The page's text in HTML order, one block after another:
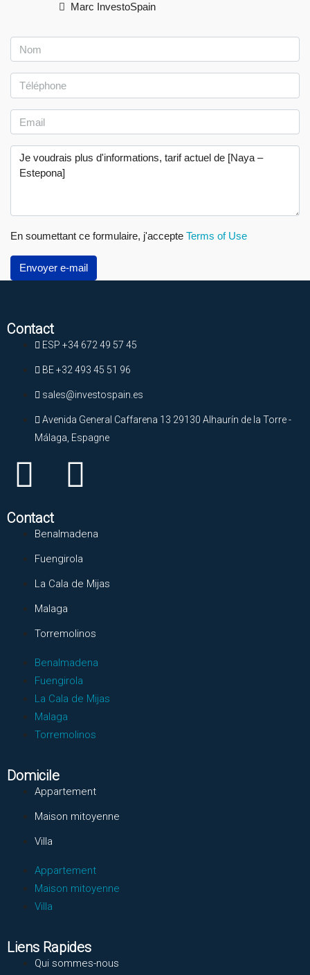
Marc InvestoSpain
En soumettant ce formulaire, j'accepte Terms of Use
Envoyer e-mail
Contact
ESP +34 672 49 57 45
BE +32 493 45 51 96
sales@investospain.es
Avenida General Caffarena 13 29130 Alhaurín de la Torre -
Málaga, Espagne
Contact
Benalmadena
Fuengirola
La Cala de Mijas
Malaga
Torremolinos
Benalmadena
Fuengirola
La Cala de Mijas
Malaga
Torremolinos
Domicile
Appartement
Maison mitoyenne
Villa
Appartement
Maison mitoyenne
Villa
Liens Rapides
Qui sommes-nous